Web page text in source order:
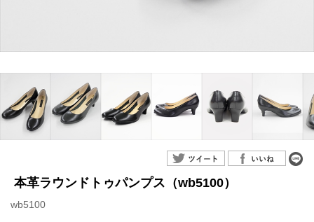
本革ラウンドトゥパンプス（wb5100）
wb5100